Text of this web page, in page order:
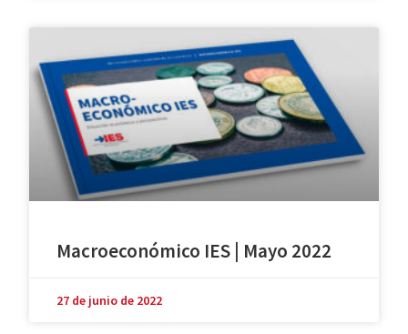
Macroeconómico IES | Mayo 2022
27 de junio de 2022